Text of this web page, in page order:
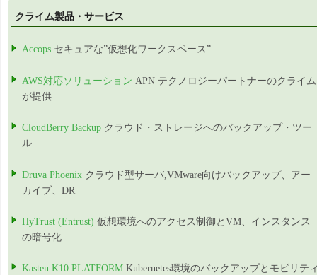
クライム製品・サービス
Accops セキュアな”仮想化ワークスペース”
AWS対応ソリューション APN テクノロジーパートナーのクライム
が提供
CloudBerry Backup クラウド・ストレージへのバックアップ・ツー
ル
Druva Phoenix クラウド型サーバ,VMware向けバックアップ、アー
カイブ、DR
HyTrust (Entrust) 仮想環境へのアクセス制御とVM、インスタンス
の暗号化
Kasten K10 PLATFORM Kubernetes環境のバックアップとモビリテ